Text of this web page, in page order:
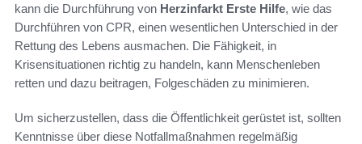
kann die Durchführung von Herzinfarkt Erste Hilfe, wie das
Durchführen von CPR, einen wesentlichen Unterschied in der
Rettung des Lebens ausmachen. Die Fähigkeit, in
Krisensituationen richtig zu handeln, kann Menschenleben
retten und dazu beitragen, Folgeschäden zu minimieren.
Um sicherzustellen, dass die Öffentlichkeit gerüstet ist, sollten
Kenntnisse über diese Notfallmaßnahmen regelmäßig